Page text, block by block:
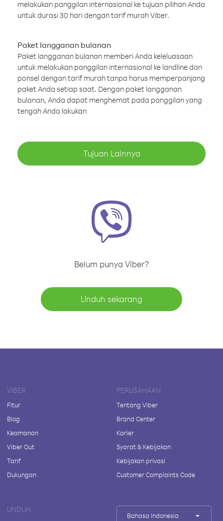
melakukan panggilan internasional ke tujuan pilihan Anda
untuk durasi 30 hari dengan tarif murah Viber.
Paket langganan bulanan
Paket langganan bulanan memberi Anda keleluasaan
untuk melakukan panggilan internasional ke landline dan
ponsel dengan tarif murah tanpa harus memperpanjang
paket Anda setiap saat. Dengan paket langganan
bulanan, Anda dapat menghemat pada panggilan yang
tengah Anda lakukan
Tujuan Lainnya
Belum punya Viber?
Unduh sekarang
VIBER
Fitur
Blog
Keamanan
Viber Out
Tarif
Dukungan
PERUSAHAAN
Tentang Viber
Brand Center
Karier
Syarat & Kebijakan
Kebijakan privasi
Customer Complaints Code
UNDUH
Bahasa Indonesia